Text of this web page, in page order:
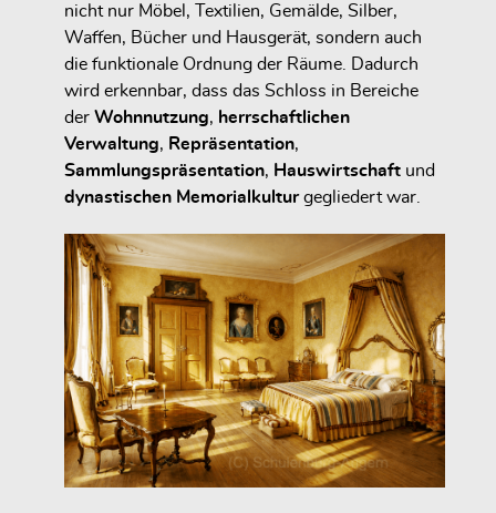
nicht nur Möbel, Textilien, Gemälde, Silber,
Waffen, Bücher und Hausgerät, sondern auch
die funktionale Ordnung der Räume. Dadurch
wird erkennbar, dass das Schloss in Bereiche
der Wohnnutzung, herrschaftlichen
Verwaltung, Repräsentation,
Sammlungspräsentation, Hauswirtschaft und
dynastischen Memorialkulturgegliedert war.